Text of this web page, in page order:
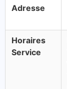
Adresse
Horaires
Service